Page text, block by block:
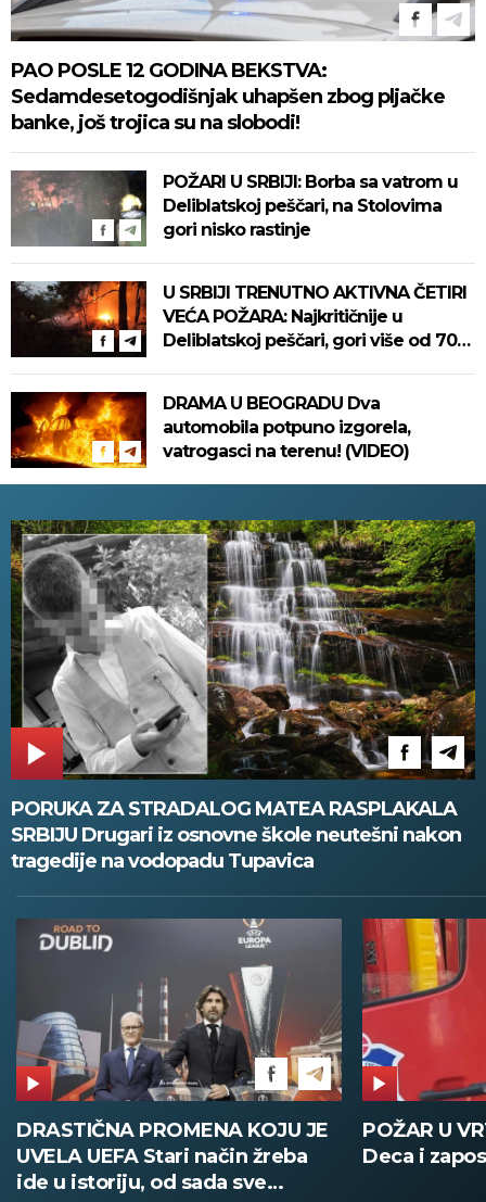
PAO POSLE 12 GODINA BEKSTVA:
Sedamdesetogodišnjak uhapšen zbog pljačke
banke, još trojica su na slobodi!
POŽARI U SRBIJI: Borba sa vatrom u
Deliblatskoj peščari, na Stolovima
gori nisko rastinje
U SRBIJI TRENUTNO AKTIVNA ČETIRI
VEĆA POŽARA: Najkritičnije u
Deliblatskoj peščari, gori više od 700
DRAMA U BEOGRADU Dva
automobila potpuno izgorela,
vatrogasci na terenu! (VIDEO)
PORUKA ZA STRADALOG MATEA RASPLAKALA
SRBIJU Drugari iz osnovne škole neutešni nakon
tragedije na vodopadu Tupavica
DRASTIČNA PROMENA KOJU JE
UVELA UEFA Stari način žreba
ide u istoriju, od sada sve
POŽAR U
Deca i